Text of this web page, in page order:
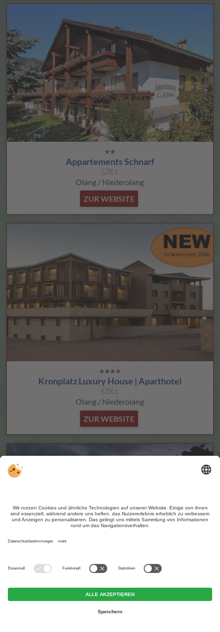
Appartements Schnarf
CIN +
Olang / Niederolang
ZUR WEBSITE
Kronplatz Luxury House | Aparthotel
CIN +
Olang / Niederolang
ZUR WEBSITE
Berghotel Zirm
CIN +